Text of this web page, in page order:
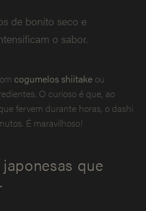
de bonito seco e
o sabor.
cogumelos shiitake ou
O curioso é que, ao
fervem durante horas, o dashi
É maravilhoso!
que